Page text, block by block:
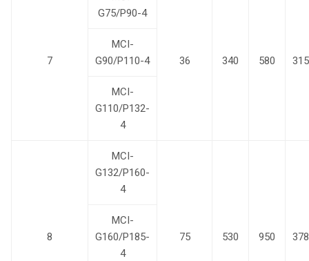
7
G75/P90-4
36 340 580 315
MCI-
G90/P110-4
MCI-
G110/P132-
4
8
MCI-
G132/P160-
4
75 530 950 378
MCI-
G160/P185-
4